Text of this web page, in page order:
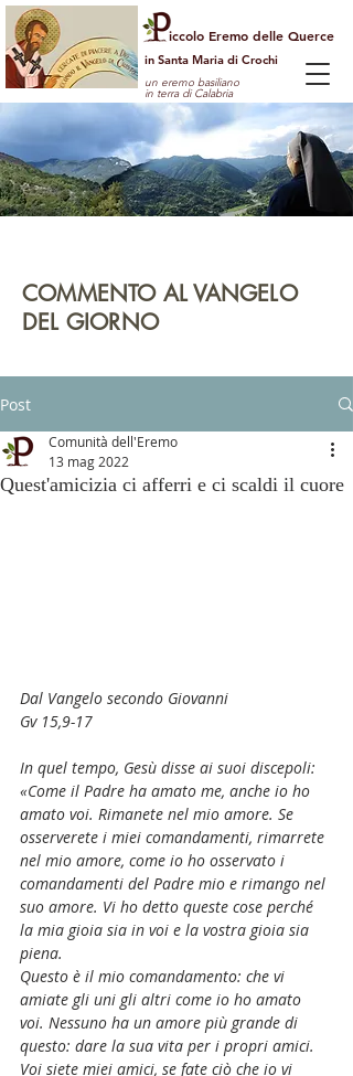
iccolo Eremo delle Querce
in Santa Maria di Crochi
un eremo basiliano
in terra di Calabria
COMMENTO AL VANGELO
DEL GIORNO
Post
Quest'amicizia ci afferri e ci scaldi il cuore
Comunità dell'Eremo
13 mag 2022
Dal Vangelo secondo Giovanni
Gv 15,9-17
In quel tempo, Gesù disse ai suoi discepoli:
«Come il Padre ha amato me, anche io ho
amato voi. Rimanete nel mio amore. Se
osserverete i miei comandamenti, rimarrete
nel mio amore, come io ho osservato i
comandamenti del Padre mio e rimango nel
suo amore. Vi ho detto queste cose perché
la mia gioia sia in voi e la vostra gioia sia
piena.
Questo è il mio comandamento: che vi
amiate gli uni gli altri come io ho amato
voi. Nessuno ha un amore più grande di
questo: dare la sua vita per i propri amici.
Voi siete miei amici, se fate ciò che io vi